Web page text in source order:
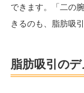
できます。「二の
きるのも、脂肪吸
脂肪吸引のデ